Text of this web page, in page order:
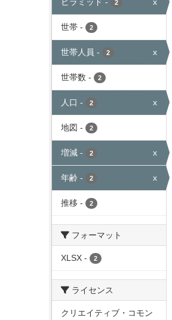
2
世帯 - 2
世帯人員 - 2 x
世帯数 - 2
人口 - 2 x
地図 - 2
増減 - 2 x
年齢 - 2 x
推移 - 2
フォーマット
XLSX - 2
ライセンス
クリエイティブ・コモン